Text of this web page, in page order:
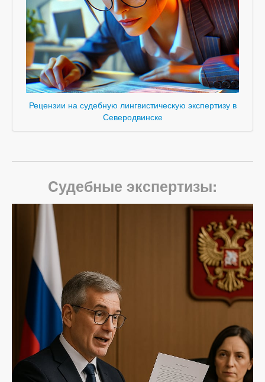
Рецензии на судебную лингвистическую экспертизу в
Северодвинске
Cудебные экспертизы: